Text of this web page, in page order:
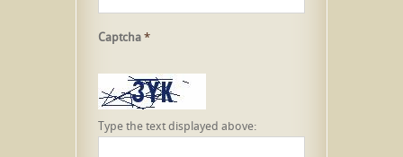
Captcha*
Type the text displayed above: